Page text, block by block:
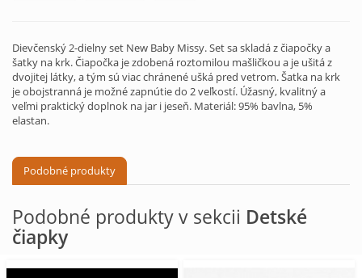
Dievčenský 2-dielny set New Baby Missy. Set sa skladá z čiapočky a
šatky na krk. Čiapočka je zdobená roztomilou mašličkou a je ušitá z
dvojitej látky, a tým sú viac chránené ušká pred vetrom. Šatka na krk
je obojstranná je možné zapnútie do 2 veľkostí. Úžasný, kvalitný a
veľmi praktický doplnok na jar i jeseň. Materiál: 95% bavlna, 5%
elastan.
Podobné produkty
Podobné produkty v sekcii Detské
čiapky